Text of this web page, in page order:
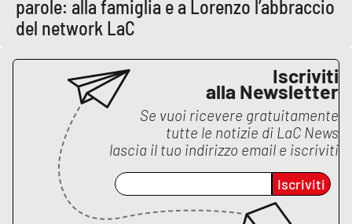
parole: alla famiglia e a Lorenzo l’abbraccio
del network LaC
Iscriviti
alla Newsletter
Se vuoi ricevere gratuitamente
tutte le notizie di LaC News
lascia il tuo indirizzo email e iscriviti
Iscriviti